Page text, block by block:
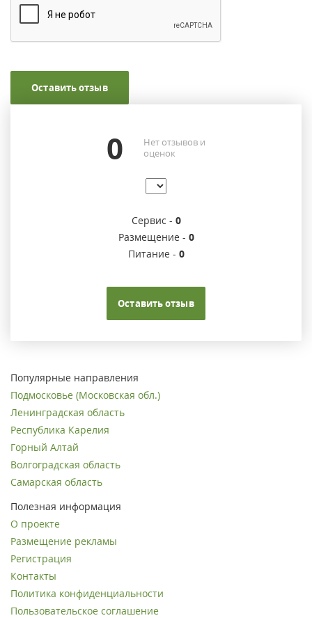
Оставить отзыв
0
Нет отзывов и
оценок
Сервис - 0
Размещение - 0
Питание - 0
Оставить отзыв
Популярные направления
Подмосковье (Московская обл.)
Ленинградская область
Республика Карелия
Горный Алтай
Волгоградская область
Самарская область
Полезная информация
О проекте
Размещение рекламы
Регистрация
Контакты
Политика конфиденциальности
Пользовательское соглашение